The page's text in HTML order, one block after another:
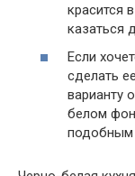
красится
казаться
Если
сделать
варианту
белом
подобным